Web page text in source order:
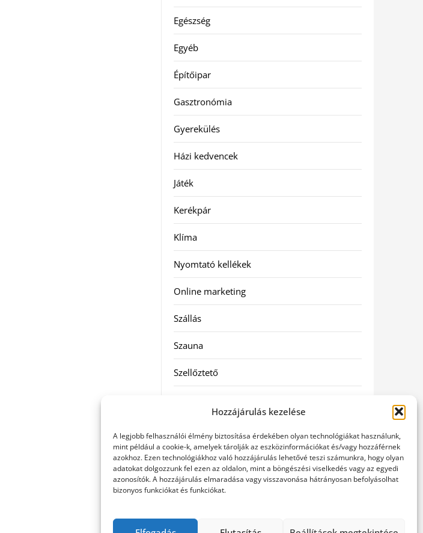
Hozzájárulás kezelése
A legjobb felhasználói élmény biztosítása érdekében olyan technológiákat használunk,
mint például a cookie-k, amelyek tárolják az eszközinformációkat és/vagy hozzáférnek
azokhoz. Ezen technológiákhoz való hozzájárulás lehetővé teszi számunkra, hogy olyan
adatokat dolgozzunk fel ezen az oldalon, mint a böngészési viselkedés vagy az egyedi
azonosítók. A hozzájárulás elmaradása vagy visszavonása hátrányosan befolyásolhat
bizonyos funkciókat és funkciókat.
Egészség
Egyéb
Építőipar
Gasztronómia
Gyerekülés
Házi kedvencek
Játék
Kerékpár
Klíma
Nyomtató kellékek
Online marketing
Szállás
Szauna
Szellőztető
Utazás
Vásárlás